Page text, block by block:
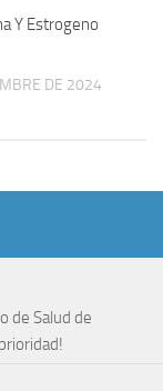
Y Estrogeno
DE 2024
de Salud de